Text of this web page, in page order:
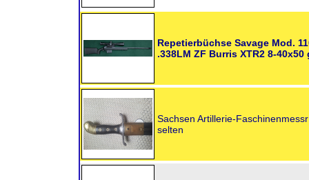
Repetierbüchse Savage Mod.
.338LM ZF Burris XTR2 8-40x50
Sachsen Artillerie-
selten